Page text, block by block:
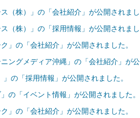
（株）」の「会社紹介」が公開されまし
（株）」の「採用情報」が公開されまし
」の「会社紹介」が公開されました。
ニングメディア沖縄」の「会社紹介」が公
」の「採用情報」が公開されました。
の「イベント情報」が公開されました。
」の「会社紹介」が公開されました。